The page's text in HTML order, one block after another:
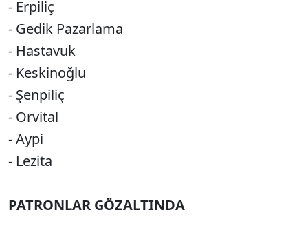
- Erpiliç
- Gedik Pazarlama
- Hastavuk
- Keskinoğlu
- Şenpiliç
- Orvital
- Aypi
- Lezita
PATRONLAR GÖZALTINDA